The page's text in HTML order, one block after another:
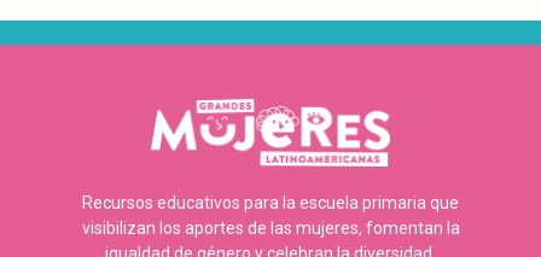
Recursos educativos para la escuela primaria que
visibilizan los aportes de las mujeres, fomentan la
igualdad de género y celebran la diversidad.